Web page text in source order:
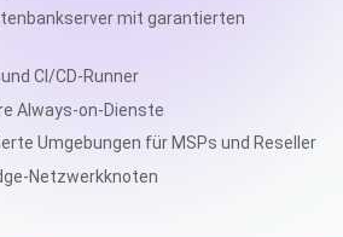
mit garantierten
CI/CD-Runner
Always-on-Dienste
Umgebungen für MSPs und Reseller
Netzwerkknoten